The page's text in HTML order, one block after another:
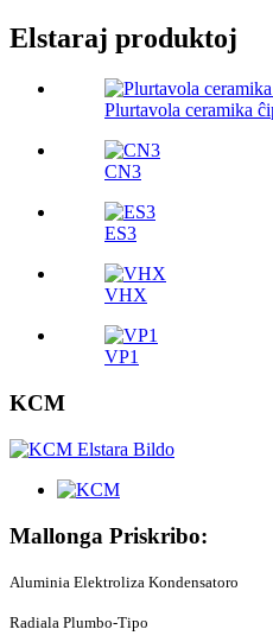
Elstaraj produktoj
Plurtavola ceramika
CN3
ES3
VHX
VP1
KCM
Mallonga Priskribo:
Aluminia Elektroliza Kondensatoro
Radiala Plumbo-Tipo